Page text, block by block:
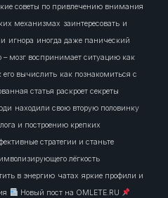
советы по привлечению внимания
механизмах заинтересовать и
игнора иногда даже панический
– мозг воспринимает ситуацию как
его вычислить как познакомиться с
статья раскроет секреты
находили свою вторую половинку
и построению крепких
стратегии и станьте
лёгкость
в энергию чатах яркие профили и
Новый пост на OMLETE.RU